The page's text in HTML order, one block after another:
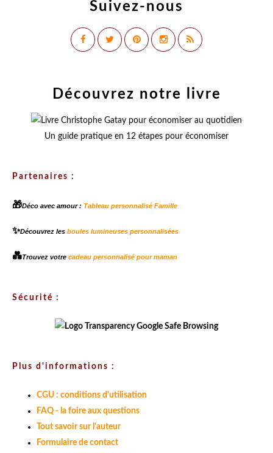
Suivez-nous
Découvrez notre livre
Un guide pratique en 12 étapes pour économiser
Partenaires :
🎁Déco avec amour : Tableau personnalisé Famille
✨Découvrez les boules lumineuses personnalisées
💑Trouvez votre cadeau personnalisé pour maman
Sécurité :
Plus d'informations :
CGU : conditions d'utilisation
FAQ - la foire aux questions
Tout savoir sur l'auteur
Formulaire de contact